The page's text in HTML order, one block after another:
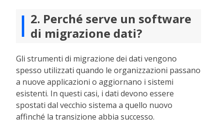
2. Perché serve un software
di migrazione dati?
Gli strumenti di migrazione dei dati vengono
spesso utilizzati quando le organizzazioni passano
a nuove applicazioni o aggiornano i sistemi
esistenti. In questi casi, i dati devono essere
spostati dal vecchio sistema a quello nuovo
affinché la transizione abbia successo.